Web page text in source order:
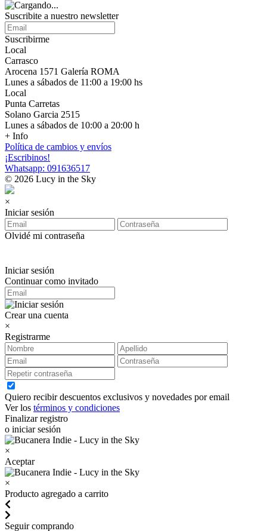
Suscribite a nuestro newsletter
Suscribirme
Local
Carrasco
Arocena 1571 Galería ROMA
Lunes a sábados de 11:00 a 19:00 hs
Local
Punta Carretas
Solano Garcia 2515
Lunes a sábados de 10:00 a 20:00 h
+ Info
Política de cambios y envíos
¡Escribinos!
Whatsapp: 091636517
© 2026 Lucy in the Sky
×
Iniciar sesión
Olvidé mi contraseña
Iniciar sesión
Continuar como invitado
Crear una cuenta
×
Registrarme
Quiero recibir descuentos exclusivos y novedades por email
Ver los términos y condiciones
Finalizar registro
o iniciar sesión
×
Aceptar
×
Producto agregado a carrito
Seguir comprando